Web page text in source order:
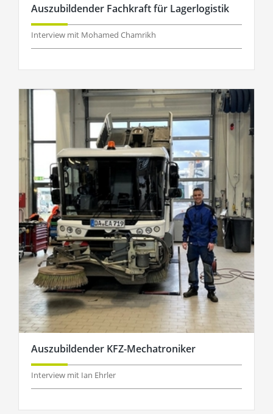
Auszubildender Fachkraft für Lagerlogistik
Interview mit Mohamed Chamrikh
Auszubildender KFZ-Mechatroniker
Interview mit Ian Ehrler